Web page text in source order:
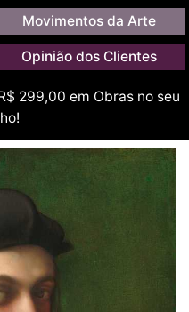
Movimentos da Arte
Opinião dos Clientes
299,00 em Obras no seu